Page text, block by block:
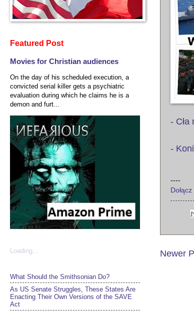
-
-
----
Newer
Featured Post
Movies for Christian audiences
On the day of his scheduled execution, a
convicted serial killer gets a psychiatric
evaluation during which he claims he is a
demon and furt...
Loading...
What Should the Smithsonian Do?
As US Senate Struggles, These States Are
Enacting Their Own Versions of the SAVE
Act